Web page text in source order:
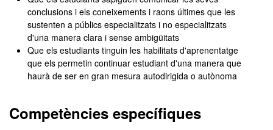
conclusions i els coneixements i raons últimes que les
sustenten a públics especialitzats i no especialitzats
d'una manera clara i sense ambigüitats
Que els estudiants tinguin les habilitats d'aprenentatge
que els permetin continuar estudiant d'una manera que
haurà de ser en gran mesura autodirigida o autònoma
Competències específiques